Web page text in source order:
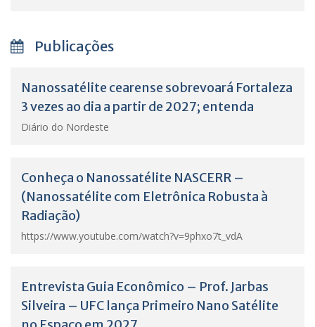
Publicações
Nanossatélite cearense sobrevoará Fortaleza
3 vezes ao dia a partir de 2027; entenda
Diário do Nordeste
Conheça o Nanossatélite NASCERR –
(Nanossatélite com Eletrônica Robusta à
Radiação)
https://www.youtube.com/watch?v=9phxo7t_vdA
Entrevista Guia Econômico – Prof. Jarbas
Silveira – UFC lança Primeiro Nano Satélite